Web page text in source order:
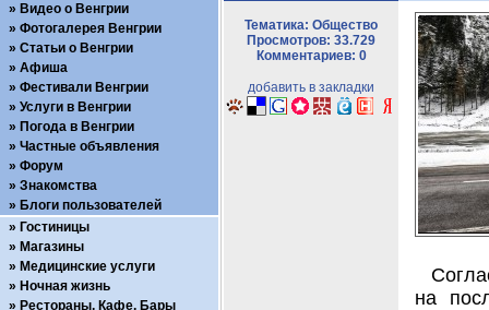
Тематика: Общество
Просмотров: 33.729
Комментариев: 0
добавить в закладки
на
Видео о Венгрии
Фотогалерея Венгрии
Статьи о Венгрии
Афиша
Фестивали Венгрии
Услуги в Венгрии
Погода в Венгрии
Частные объявления
Форум
Знакомства
Блоги пользователей
Гостиницы
Магазины
Медицинские услуги
Ночная жизнь
Рестораны, Кафе, Бары